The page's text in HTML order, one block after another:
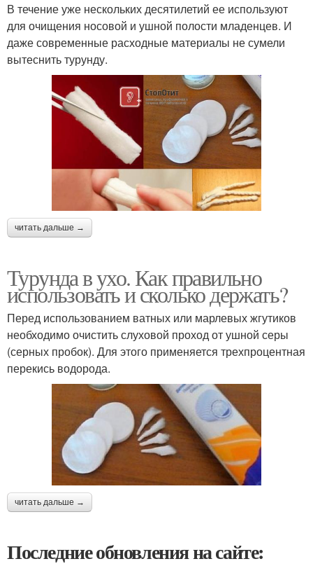
В течение уже нескольких десятилетий ее используют
для очищения носовой и ушной полости младенцев. И
даже современные расходные материалы не сумели
вытеснить турунду.
читать дальше →
Турунда в ухо. Как правильно
использовать и сколько держать?
Перед использованием ватных или марлевых жгутиков
необходимо очистить слуховой проход от ушной серы
(серных пробок). Для этого применяется трехпроцентная
перекись водорода.
читать дальше →
Последние обновления на сайте: